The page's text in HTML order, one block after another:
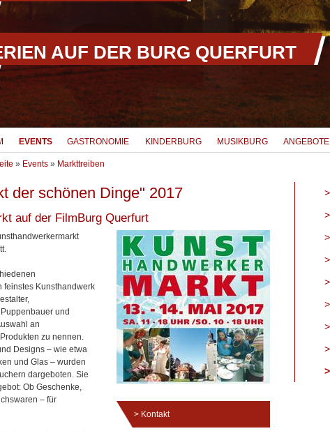
EVENTS GASTRONOMIE KINDERBURG MUSIKBURG ANGEBOTE
AUF DER BURG QUERFURT
» Events » Markttreiben
der schönen Dinge" 2017
auf der FilmBurg Querfurt
Kontakt
feinstes Kunsthandwerk
und
an
zu nennen.
Designs – wie etwa
und Glas – wurden
dargeboten. Sie
Ob Geschenke,
– für